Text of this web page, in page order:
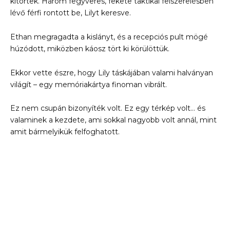
lévő férfi rontott be, Lilyt keresve.
Ethan megragadta a kislányt, és a recepciós pult mögé
húzódott, miközben káosz tört ki körülöttük.
Ekkor vette észre, hogy Lily táskájában valami halványan
világít – egy memóriakártya finoman vibrált.
Ez nem csupán bizonyíték volt. Ez egy térkép volt… és
valaminek a kezdete, ami sokkal nagyobb volt annál, mint
amit bármelyikük felfoghatott.